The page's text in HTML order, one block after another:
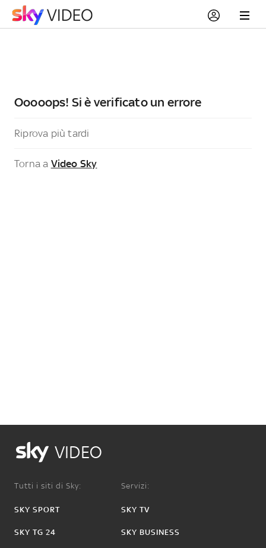
Ooooops! Si è verificato un errore
Riprova più tardi
Torna a Video Sky
VIDEO
Tutti i siti di Sky:
SKY SPORT
SKY TG 24
Servizi:
SKY TV
SKY BUSINESS